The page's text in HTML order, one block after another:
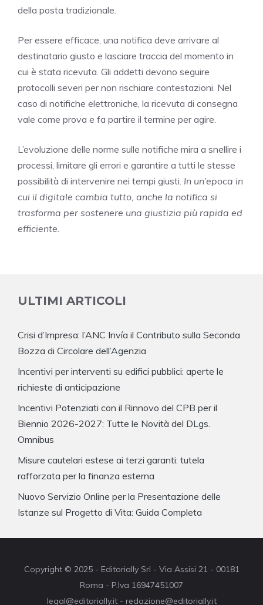
della posta tradizionale.
Per essere efficace, una notifica deve arrivare al
destinatario giusto e lasciare traccia del momento in
cui è stata ricevuta. Gli addetti devono seguire
protocolli severi per non rischiare contestazioni. Nel
caso di notifiche elettroniche, la ricevuta di consegna
vale come prova e fa partire il termine per agire.
L’evoluzione delle norme sulle notifiche mira a snellire i
processi, limitare gli errori e garantire a tutti le stesse
possibilità di intervenire nei tempi giusti. In un’epoca in
cui il digitale cambia tutto, anche la notifica si
trasforma per sostenere una giustizia più rapida ed
efficiente.
ULTIMI ARTICOLI
Crisi d’Impresa: l’ANC Invía il Contributo sulla Seconda
Bozza di Circolare dell’Agenzia
Incentivi per interventi su edifici pubblici: aperte le
richieste di anticipazione
Incentivi Potenziati con il Rinnovo del CPB per il
Biennio 2026-2027: Tutte le Novità del DLgs.
Omnibus
Misure cautelari estese ai terzi garanti: tutela
rafforzata per la finanza esterna
Nuovo Servizio Online per la Presentazione delle
Istanze sul Progetto di Vita: Guida Completa
Copyright © 2025 - Editorially Srl - Via Assisi 21 - 00181
Roma - P.Iva 16947451007
legal@editorially.it - redazione@editorially.it